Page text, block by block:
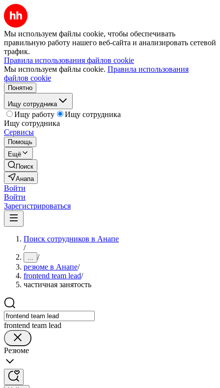
Мы используем файлы cookie, чтобы обеспечивать
правильную работу нашего веб-сайта и анализировать сетевой
трафик.
Правила использования файлов cookie
Мы используем файлы cookie. Правила использования
файлов cookie
Понятно
Ищу сотрудника
Ищу работу
Ищу сотрудника
Ищу сотрудника
Сервисы
Помощь
Ещё
Поиск
Анапа
Войти
Войти
Зарегистрироваться
Поиск сотрудников в Анапе
/
... /
резюме в Анапе/
frontend team lead/
частичная занятость
frontend team lead
Резюме